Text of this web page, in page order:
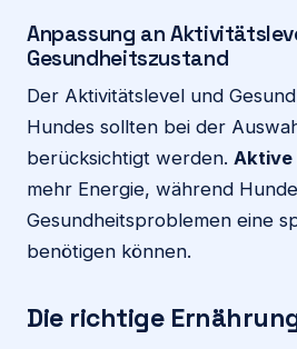
Anpassung an
Gesundheitszustand
Der Aktivitätslevel und
Hundes sollten bei der
berücksichtigt werden. Aktive
mehr Energie, während
Gesundheitsproblemen eine
benötigen können.
Die richtige